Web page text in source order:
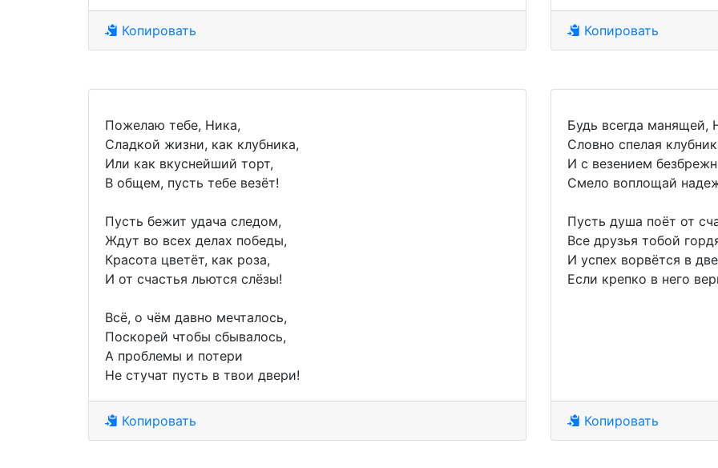
Копировать Копировать
Пожелаю тебе, Ника,
Сладкой жизни, как клубника,
Или как вкуснейший торт,
В общем, пусть тебе везёт!
Пусть бежит удача следом,
Ждут во всех делах победы,
Красота цветёт, как роза,
И от счастья льются слёзы!
Всё, о чём давно мечталось,
Поскорей чтобы сбывалось,
А проблемы и потери
Не стучат пусть в твои двери!
Копировать
Будь всегда манящей,
Словно спелая
И с везением
Смело воплощай
Пусть душа поёт от
Все друзья тобой
И успех ворвётся в
Если крепко в него
Копировать